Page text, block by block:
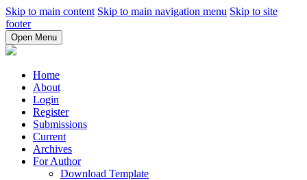
Skip to main content Skip to main navigation menu Skip to site
footer
Open Menu
Home
About
Login
Register
Submissions
Current
Archives
For Author
Download Template